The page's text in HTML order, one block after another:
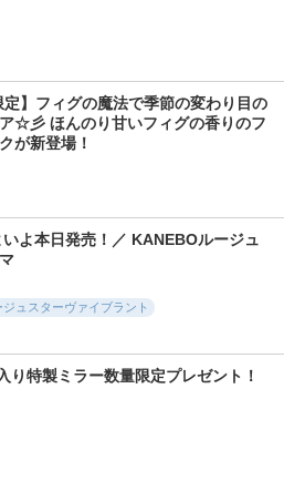
定】フィグの魔法で季節の変わり目の
☆彡 ほんのり甘いフィグの香りのフ
が新登場！
よ本日発売！／ KANEBOルージュ
ュスターヴァイブラント
り特製ミラー数量限定プレゼント！